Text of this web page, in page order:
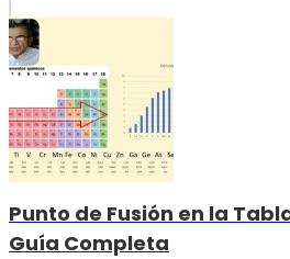
Punto de Fusión en la
Guía Completa